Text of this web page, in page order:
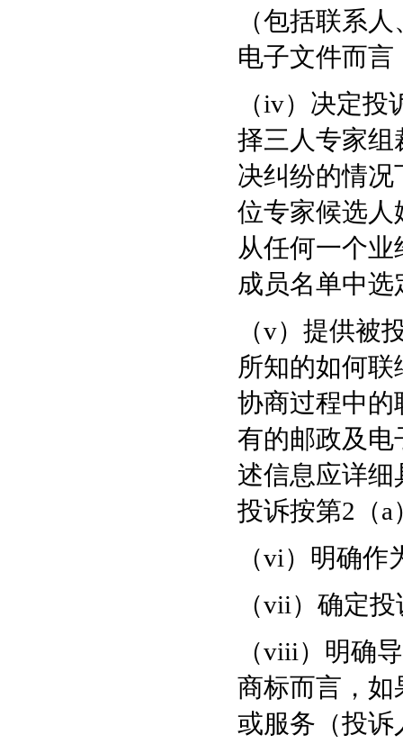
（包括联系
电子文件而
（iv）决定
择三人专家组
决纠纷的情
位专家候选人
从任何一个
成员名单中选
（v）提供被
所知的如何
协商过程中的
有的邮政及电
述信息应详
投诉按第2（
（vi）明确
（vii）确定
（viii）明确
商标而言，如
或服务（投诉